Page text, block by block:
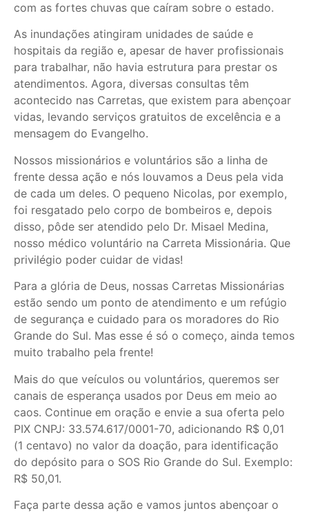
com as fortes chuvas que caíram sobre o estado.
As inundações atingiram unidades de saúde e
hospitais da região e, apesar de haver profissionais
para trabalhar, não havia estrutura para prestar os
atendimentos. Agora, diversas consultas têm
acontecido nas Carretas, que existem para abençoar
vidas, levando serviços gratuitos de excelência e a
mensagem do Evangelho.
Nossos missionários e voluntários são a linha de
frente dessa ação e nós louvamos a Deus pela vida
de cada um deles. O pequeno Nicolas, por exemplo,
foi resgatado pelo corpo de bombeiros e, depois
disso, pôde ser atendido pelo Dr. Misael Medina,
nosso médico voluntário na Carreta Missionária. Que
privilégio poder cuidar de vidas!
Para a glória de Deus, nossas Carretas Missionárias
estão sendo um ponto de atendimento e um refúgio
de segurança e cuidado para os moradores do Rio
Grande do Sul. Mas esse é só o começo, ainda temos
muito trabalho pela frente!
Mais do que veículos ou voluntários, queremos ser
canais de esperança usados por Deus em meio ao
caos. Continue em oração e envie a sua oferta pelo
PIX CNPJ: 33.574.617/0001-70, adicionando R$ 0,01
(1 centavo) no valor da doação, para identificação
do depósito para o SOS Rio Grande do Sul. Exemplo:
R$ 50,01.
Faça parte dessa ação e vamos juntos abençoar o